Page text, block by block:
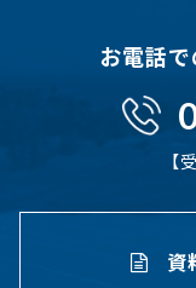
お電話
【
資